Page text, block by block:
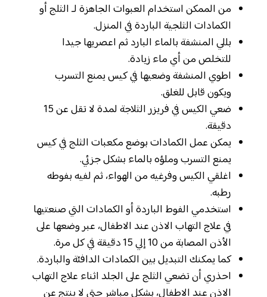
من الممكن استخدام العبوات الجاهزة لـ الثلج أو
الكمادات الثلجية الباردة في المنزل.
بللي المنشفة بالماء البارد ثم اعصريها جيدا
للتخلص من أي ماء زيادة.
اطوي المنشفة وضعيها في كيس يمنع التسرب
ويكون قابل للغلق.
ضعي الكيس في فريزر الثلاجة لمدة لا تقل عن 15
دقيقة.
يمكن عمل الكمادات بوضع مكعبات الثلج في كيس
يمنع التسرب وملؤه بالماء بشكل جزئي.
اغلقي الكيس وفرغيه من الهواء، ثم لفيه بفوطه
رطبه.
استخدمي الفوط الباردة أو الكمادات التي صنعتيها
في علاج التهاب الاذن عند الاطفال، عبر وضعها على
الأذن المصابة من 10 إلي 15 دقيقة في كل مرة.
كما يمكنك التبديل بين الكمادات الدافئة والباردة.
احذري أن تضعي الثلج على الجلد اثناء علاج التهاب